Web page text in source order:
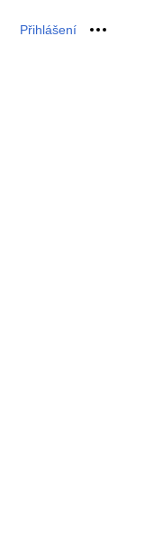
Přihlášení Osobní